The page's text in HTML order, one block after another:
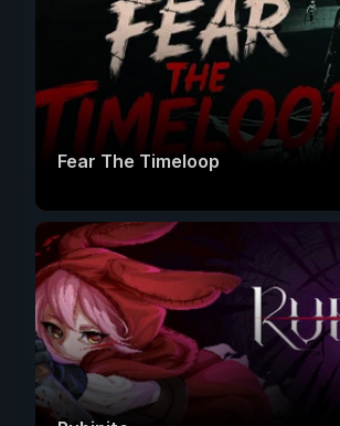
Fear The Timeloop